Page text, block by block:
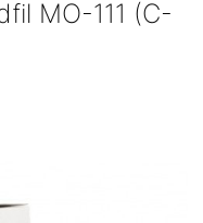
MO-111 (C-